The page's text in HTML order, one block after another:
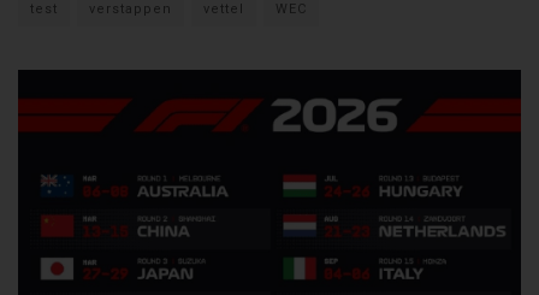
test verstappen vettel WEC